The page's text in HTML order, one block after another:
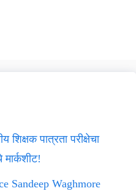
पात्रता परीक्षेचा
Sandeep Waghmore